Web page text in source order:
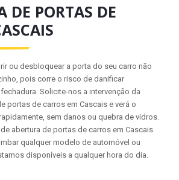
DE PORTAS DE
ou desbloquear a porta do seu carro não
pois corre o risco de danificar
Solicite-nos a intervenção da
portas de carros em Cascais e verá o
sem danos ou quebra de vidros.
abertura de portas de carros em Cascais
qualquer modelo de automóvel ou
disponíveis a qualquer hora do dia.